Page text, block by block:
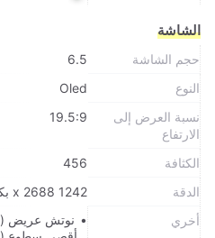
الشاشة
حجم الشاشة
6.5
النوع
Oled
نسبة العرض إلى
الارتفاع
19.5:9
الكثافة
456
الدقة
1242 x 2688 بكسل
أخري
نوتش عريض (Wide Screen Notch)